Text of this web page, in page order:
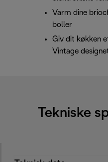
Varm dine
boller
Giv dit køkken
Vintage
Tekniske